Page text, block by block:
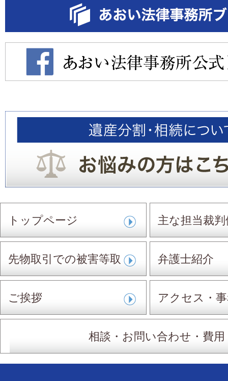
トップページ 主な担当裁判
先物取引での被害等取
扱事件
弁護士紹介
ご挨拶 アクセス・
相談・お問い合わせ・費用